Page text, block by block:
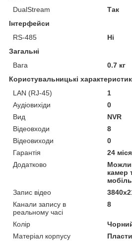
DualStream
Так
Інтерфейси
RS-485
Ні
Загальні
Вага
0.7 кг
Користувальницькі
LAN (RJ-45)
1
Аудіовихіди
0
Вид
NVR
Відеовходи
8
Відеовиходи
0
Гарантія
24
Додатково
камер
Запис відео
Канали запису в
реальному часі
8
Колір
Матеріал корпусу